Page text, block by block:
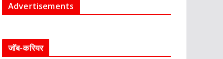
Advertisements
जॉब-करियर